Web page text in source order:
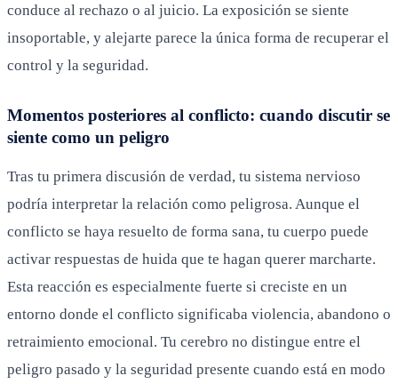
conduce al rechazo o al juicio. La exposición se siente
insoportable, y alejarte parece la única forma de recuperar el
control y la seguridad.
Momentos posteriores al conflicto: cuando discutir se
siente como un peligro
Tras tu primera discusión de verdad, tu sistema nervioso
podría interpretar la relación como peligrosa. Aunque el
conflicto se haya resuelto de forma sana, tu cuerpo puede
activar respuestas de huida que te hagan querer marcharte.
Esta reacción es especialmente fuerte si creciste en un
entorno donde el conflicto significaba violencia, abandono o
retraimiento emocional. Tu cerebro no distingue entre el
peligro pasado y la seguridad presente cuando está en modo